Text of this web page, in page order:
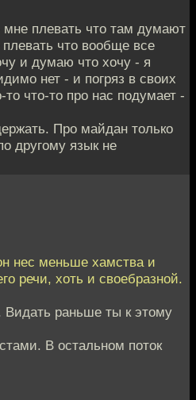
плевать что там думают
что вообще все
и думаю что хочу - я
нет - и погряз в своих
то что-то про нас подумает -
Про майдан только
другому язык не
нес меньше хамства и
речи, хоть и своебразной.
Видать раньше ты к этому
В остальном поток